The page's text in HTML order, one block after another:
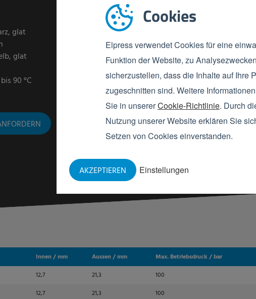
Cookies
Elpress verwendet Cookies für eine
Funktion der Website, zu
sicherzustellen, dass die Inhalte auf Ihre
zugeschnitten sind. Weitere
Sie in unsererCookie-Richtlinie. Durch
Nutzung unserer Website erklären Sie
Setzen von Cookies einverstanden.
Einstellungen
AKZEPTIEREN
glat
glat
90 °C
Innen / mm Aussen / mm Max. Betriebsdruck / bar
12,7 21,3 100
12,7 21,3 100